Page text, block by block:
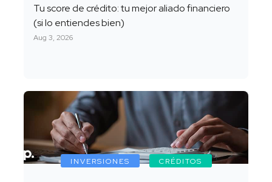
Tu score de crédito: tu mejor aliado financiero
(si lo entiendes bien)
Aug 3, 2026
INVERSIONES CRÉDITOS